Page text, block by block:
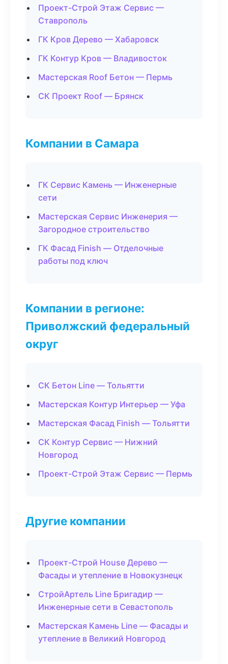
Проект-Строй Этаж Сервис —
Ставрополь
ГК Кров Дерево — Хабаровск
ГК Контур Кров — Владивосток
Мастерская Roof Бетон — Пермь
СК Проект Roof — Брянск
Компании в Самара
ГК Сервис Камень — Инженерные
сети
Мастерская Сервис Инженерия —
Загородное строительство
ГК Фасад Finish — Отделочные
работы под ключ
Компании в регионе:
Приволжский федеральный
округ
СК Бетон Line — Тольятти
Мастерская Контур Интерьер — Уфа
Мастерская Фасад Finish — Тольятти
СК Контур Сервис — Нижний
Новгород
Проект-Строй Этаж Сервис — Пермь
Другие компании
Проект-Строй House Дерево —
Фасады и утепление в Новокузнецк
СтройАртель Line Бригадир —
Инженерные сети в Севастополь
Мастерская Камень Line — Фасады и
утепление в Великий Новгород